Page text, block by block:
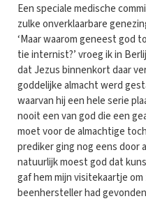
Een speciale medische
zulke onverklaarbare
‘Maar waarom geneest god
tie internist?’ vroeg ik in
dat Jezus binnenkort daar
goddelijke almacht werd
waarvan hij een hele serie
nooit een van god die een
moet voor de almachtige
prediker ging nog eens door
natuurlijk moest god dat
gaf hem mijn visitekaartje
beenhersteller had